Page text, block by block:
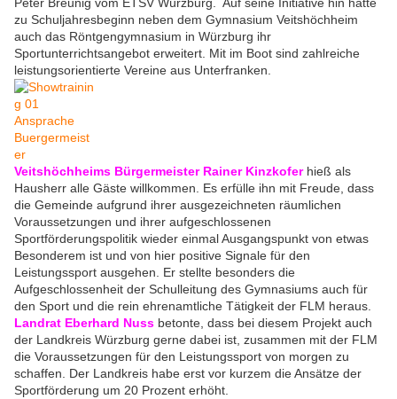
zu Schuljahresbeginn neben dem Gymnasium Veitshöchheim
auch das Röntgengymnasium in Würzburg ihr
Sportunterrichtsangebot erweitert. Mit im Boot sind zahlreiche
leistungsorientierte Vereine aus Unterfranken.
Veitshöchheims Bürgermeister Rainer Kinzkoferhieß als
Hausherr alle Gäste willkommen. Es erfülle ihn mit Freude, dass
die Gemeinde aufgrund ihrer ausgezeichneten räumlichen
Voraussetzungen und ihrer aufgeschlossenen
Sportförderungspolitik wieder einmal Ausgangspunkt von etwas
Besonderem ist und von hier positive Signale für den
Leistungssport ausgehen. Er stellte besonders die
Aufgeschlossenheit der Schulleitung des Gymnasiums auch für
den Sport und die rein ehrenamtliche Tätigkeit der FLM heraus.
Landrat Eberhard Nuss betonte, dass bei diesem Projekt auch
der Landkreis Würzburg gerne dabei ist, zusammen mit der FLM
die Voraussetzungen für den Leistungssport von morgen zu
schaffen. Der Landkreis habe erst vor kurzem die Ansätze der
Sportförderung um 20 Prozent erhöht.